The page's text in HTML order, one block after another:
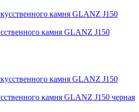
камня GLANZ J150
камня GLANZ J150 черная